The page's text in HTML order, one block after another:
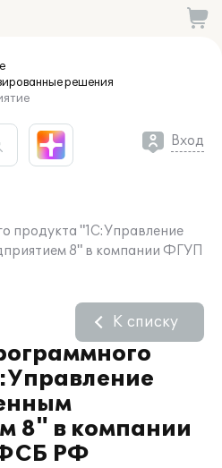
решения
Вход
продукта "1С:Управление
8" в компании ФГУП
8" в компании
РФ
К списку